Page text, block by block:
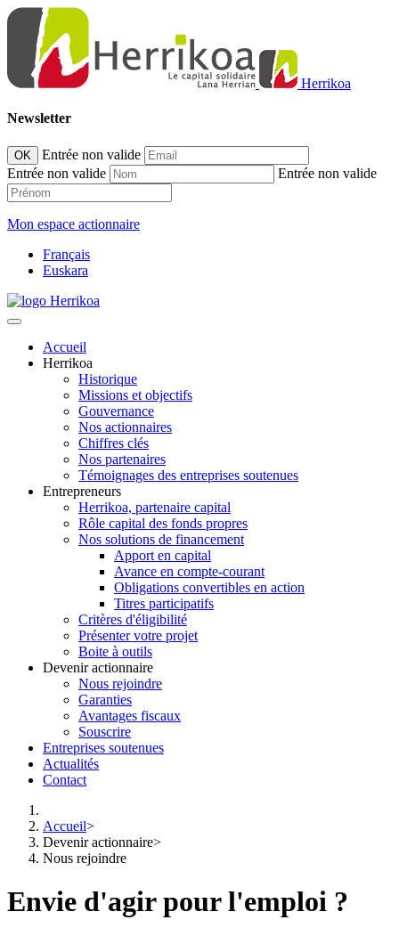
Herrikoa
Newsletter
OK
Entrée non valide
Entrée non valide
Entrée non valide
Mon espace actionnaire
Français
Euskara
Accueil
Herrikoa
Historique
Missions et objectifs
Gouvernance
Nos actionnaires
Chiffres clés
Nos partenaires
Témoignages des entreprises soutenues
Entrepreneurs
Herrikoa, partenaire capital
Rôle capital des fonds propres
Nos solutions de financement
Apport en capital
Avance en compte-courant
Obligations convertibles en action
Titres participatifs
Critères d'éligibilité
Présenter votre projet
Boite à outils
Devenir actionnaire
Nous rejoindre
Garanties
Avantages fiscaux
Souscrire
Entreprises soutenues
Actualités
Contact
Accueil>
Devenir actionnaire>
Nous rejoindre
Envie d'agir pour l'emploi ?